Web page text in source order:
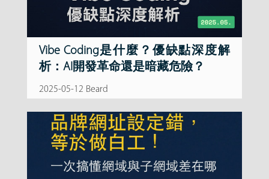
Vibe Coding是什麼？優缺點深度解
析：AI開發革命還是暗藏危險？
2025-05-12 Beard